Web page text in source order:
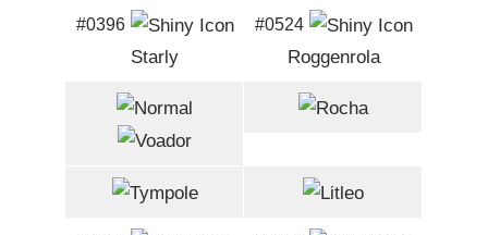
#0396
Starly
#0524
Roggenrola